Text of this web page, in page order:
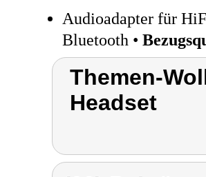
Audioadapter für
Bluetooth •
Themen-
Headset